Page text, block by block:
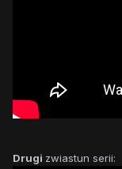
Drugi zwiastun serii: